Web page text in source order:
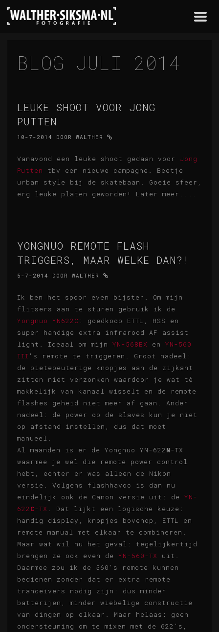
BLOG JULI 2014
LEUKE SHOOT VOOR JONG
PUTTEN
10-7-2014 DOOR WALTHER
Vanavond een leuke shoot gedaan voor Jong
Putten
tbv een nieuwe campagne. Beetje
urban style bij de skatebaan. Goeie sfeer,
erg leuke platen geworden! Later meer....
YONGNUO REMOTE FLASH
TRIGGERS, MAAR WELKE DAN?!
5-7-2014 DOOR WALTHER
Ik ben het spoor even bijster. Om mijn
flitsers aan te sturen gebruik ik de
Yongnuo YN622C : goedkoop ETTL, HSS en
super handige extra infrarood AF assist
light. Ideaal om mijn YN-568EX en YN-560
III 's remote te triggeren. Groot nadeel:
de pietepeuterige knopjes aan de zijkant
zitten niet verzonken waardoor je wat tè
makkelijk van kanaal wisselt en de remote
flashes geheid niet meer af gaan. Ander
nadeel: de power op de slaves kun je niet
op afstand instellen, dus dat moet
manueel.
Al maanden is er de Yongnuo YN-622N-TX
waarmee je wel die remote power control
hebt, echter er was alleen de Nikon
versie. Volgens flashhavoc is dan nu
eindelijk ook de Canon versie uit: de YN-
622C-TX . Dat lijkt een logische keuze:
handig display, knopjes bovenop, ETTL en
remote manual met elkaar te combineren.
Maar wat wil nu het geval: tegelijkertijd
brengen ze ook even de YN-560-TX uit.
Daarmee zou ik de 560's remote kunnen
bedienen zonder dat er extra remote
tranceivers nodig zijn: dus minder
batterijen, minder wiebelige constructie
van dingen op elkaar. Maar helaas: geen
ondersteuning om te mixen met de 622's,